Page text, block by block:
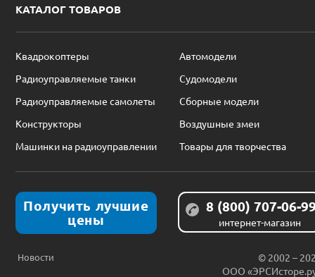
КАТАЛОГ ТОВАРОВ
Квадрокоптеры
Автомодели
Радиоуправляемые танки
Судомодели
Радиоуправляемые самолеты
Сборные модели
Конструкторы
Воздушные змеи
Машинки на радиоуправлении
Товары для творчества
Получить лучшие
цены
8 (800) 707-06-
интернет-магазин
Новости
© 2002 –
ООО